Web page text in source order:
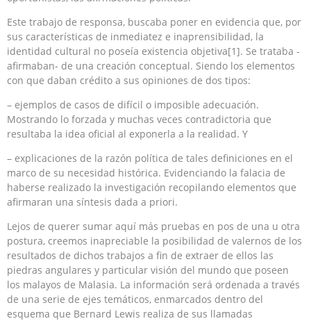
Este trabajo de responsa, buscaba poner en evidencia que, por
sus características de inmediatez e inaprensibilidad, la
identidad cultural no poseía existencia objetiva[1]. Se trataba -
afirmaban- de una creación conceptual. Siendo los elementos
con que daban crédito a sus opiniones de dos tipos:
– ejemplos de casos de difícil o imposible adecuación.
Mostrando lo forzada y muchas veces contradictoria que
resultaba la idea oficial al exponerla a la realidad. Y
– explicaciones de la razón política de tales definiciones en el
marco de su necesidad histórica. Evidenciando la falacia de
haberse realizado la investigación recopilando elementos que
afirmaran una síntesis dada a priori.
Lejos de querer sumar aquí más pruebas en pos de una u otra
postura, creemos inapreciable la posibilidad de valernos de los
resultados de dichos trabajos a fin de extraer de ellos las
piedras angulares y particular visión del mundo que poseen
los malayos de Malasia. La información será ordenada a través
de una serie de ejes temáticos, enmarcados dentro del
esquema que Bernard Lewis realiza de sus llamadas